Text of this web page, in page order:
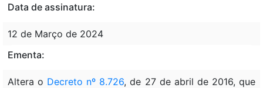
Data de assinatura:
12 de Março de 2024
Ementa:
Altera o Decreto nº 8.726, de 27 de abril de 2016, que